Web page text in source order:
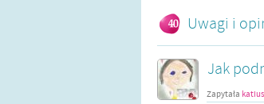
Uwagi i
Jak
Zapytała